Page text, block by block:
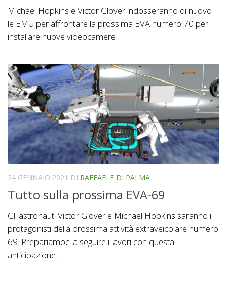
Michael Hopkins e Victor Glover indosseranno di nuovo
le EMU per affrontare la prossima EVA numero 70 per
installare nuove videocamere
24 GENNAIO 2021 DI RAFFAELE DI PALMA
Tutto sulla prossima EVA-69
Gli astronauti Victor Glover e Michael Hopkins saranno i
protagonisti della prossima attività extraveicolare numero
69. Prepariamoci a seguire i lavori con questa
anticipazione.